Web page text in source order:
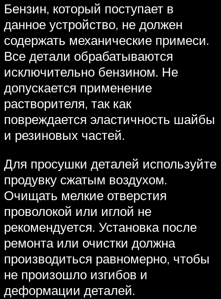
Бензин, который поступает в
данное устройство, не должен
содержать механические примеси.
Все детали обрабатываются
исключительно бензином. Не
допускается применение
растворителя, так как
повреждается эластичность шайбы
и резиновых частей.
Для просушки деталей используйте
продувку сжатым воздухом.
Очищать мелкие отверстия
проволокой или иглой не
рекомендуется. Установка после
ремонта или очистки должна
производиться равномерно, чтобы
не произошло изгибов и
деформации деталей.